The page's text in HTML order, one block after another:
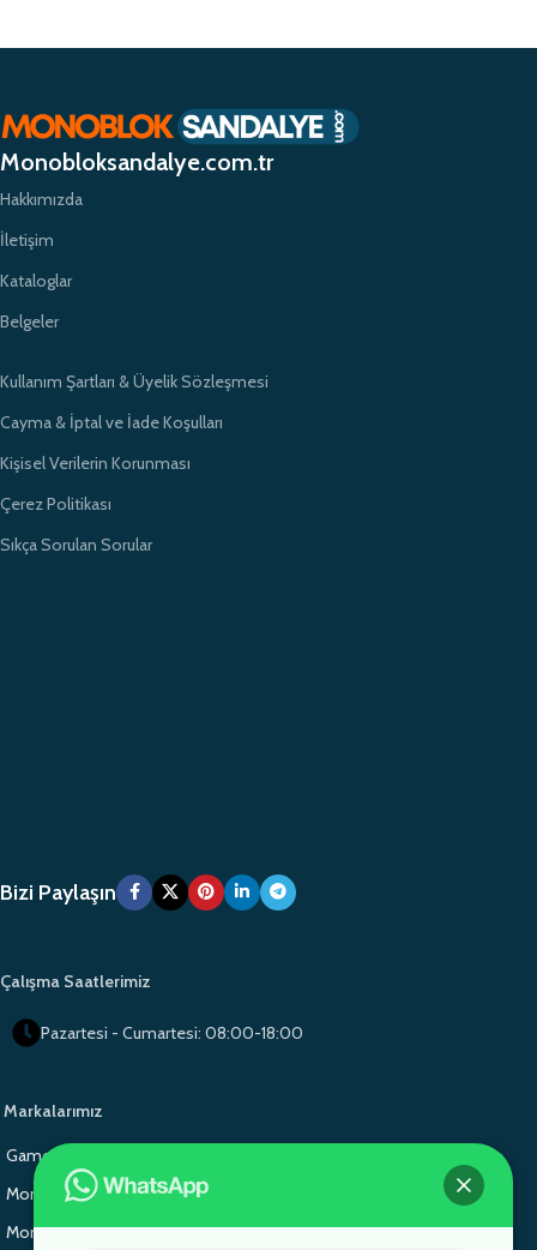
zamanında teslimat garantimizle eğitim kurumlarının ihtiyaçlarına hızlı ve
etkili çözümler sunarak sektörde öncü bir konumda yer almayı
amaçlıyoruz.
Monobloksandalye.com.tr
Hakkımızda
İletişim
Kataloglar
Belgeler
Kullanım Şartları & Üyelik Sözleşmesi
Cayma & İptal ve İade Koşulları
Kişisel Verilerin Korunması
Çerez Politikası
Sıkça Sorulan Sorular
Bizi Paylaşın
Çalışma Saatlerimiz
Pazartesi - Cumartesi: 08:00-18:00
Markalarımız
Gamo Okul Mobilyaları
Monoblok Sandalye
Monoblok Sandalye
Gamo School Furniture